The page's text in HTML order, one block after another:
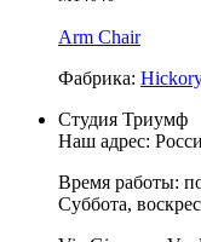
Arm Chair
Фабрика:
Студия Триумф
Наш адрес:
Время работы:
Суббота,